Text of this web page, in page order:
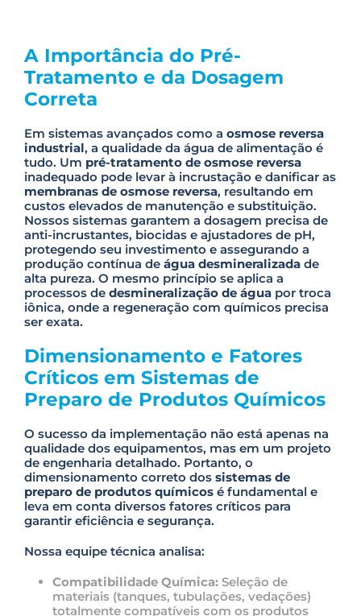
A Importância do Pré-
Tratamento e da Dosagem
Correta
Em sistemas avançados como a osmose reversa
industrial, a qualidade da água de alimentação é
tudo. Um pré-tratamento de osmose reversa
inadequado pode levar à incrustação e danificar as
membranas de osmose reversa, resultando em
custos elevados de manutenção e substituição.
Nossos sistemas garantem a dosagem precisa de
anti-incrustantes, biocidas e ajustadores de pH,
protegendo seu investimento e assegurando a
produção contínua de água desmineralizada de
alta pureza. O mesmo princípio se aplica a
processos de desmineralização de água por troca
iônica, onde a regeneração com químicos precisa
ser exata.
Dimensionamento e Fatores
Críticos em Sistemas de
Preparo de Produtos Químicos
O sucesso da implementação não está apenas na
qualidade dos equipamentos, mas em um projeto
de engenharia detalhado. Portanto, o
dimensionamento correto dos sistemas de
preparo de produtos químicos é fundamental e
leva em conta diversos fatores críticos para
garantir eficiência e segurança.
Nossa equipe técnica analisa:
Compatibilidade Química: Seleção de
materiais (tanques, tubulações, vedações)
totalmente compatíveis com os produtos